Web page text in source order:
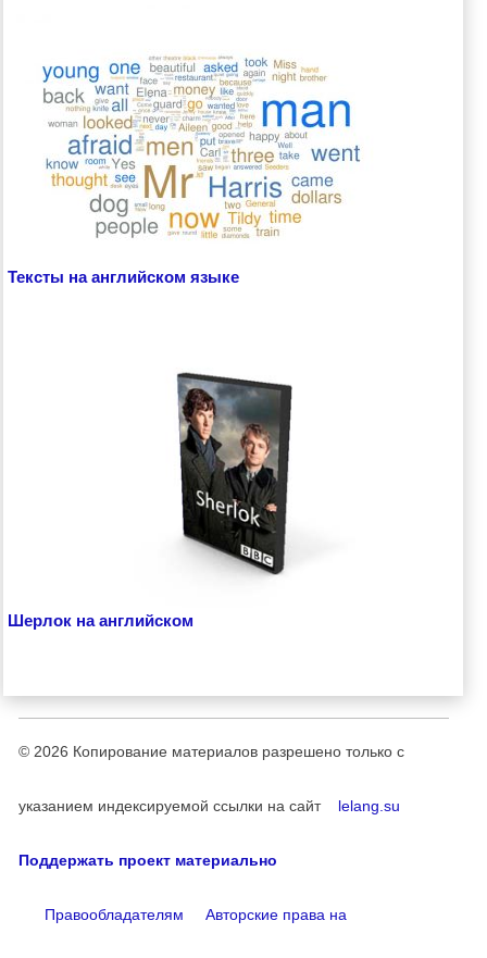
Тексты на английском языке
Шерлок на английском
© 2026 Копирование материалов разрешено только с
указанием индексируемой ссылки на сайт lelang.su
Поддержать проект материально
Правообладателям Авторские права на